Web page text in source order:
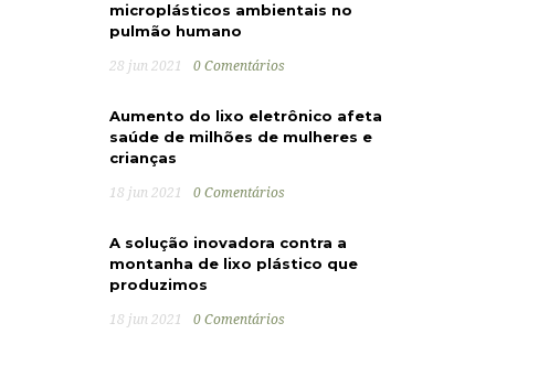
microplásticos ambientais no
pulmão humano
28 jun 2021 0 Comentários
Aumento do lixo eletrônico afeta
saúde de milhões de mulheres e
crianças
18 jun 2021 0 Comentários
A solução inovadora contra a
montanha de lixo plástico que
produzimos
18 jun 2021 0 Comentários